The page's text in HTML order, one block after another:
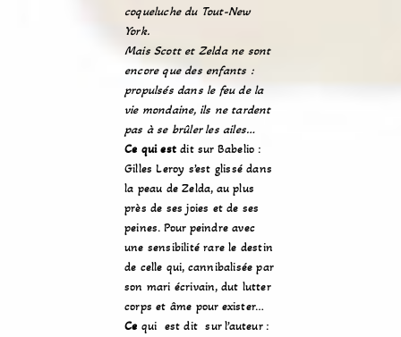
coqueluche du Tout-New
York.
Mais Scott et Zelda ne sont
encore que des enfants :
propulsés dans le feu de la
vie mondaine, ils ne tardent
pas à se brûler les ailes…
Ce qui est dit sur Babelio :
Gilles Leroy s’est glissé dans
la peau de Zelda, au plus
près de ses joies et de ses
peines. Pour peindre avec
une sensibilité rare le destin
de celle qui, cannibalisée par
son mari écrivain, dut lutter
corps et âme pour exister…
Ce qui est dit sur l’auteur :